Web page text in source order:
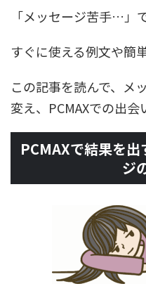
「メッセージ苦手…」
すぐに使える例文や簡
この記事を読んで、メ
変え、PCMAXでの出会
PCMAXで結果を
ジ